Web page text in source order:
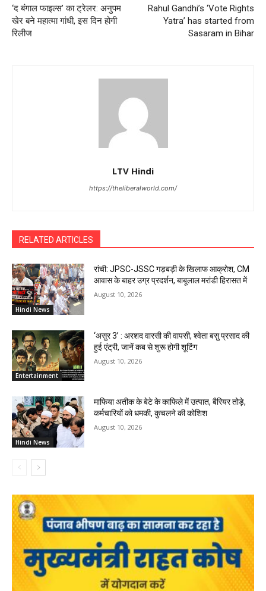
‘द बंगाल फाइल्स’ का ट्रेलर: अनुपम
खेर बने महात्मा गांधी, इस दिन होगी
रिलीज
Rahul Gandhi’s ‘Vote Rights
Yatra’ has started from
Sasaram in Bihar
LTV Hindi
https://theliberalworld.com/
RELATED ARTICLES
Hindi News
रांची: JPSC-JSSC गड़बड़ी के खिलाफ आक्रोश, CM
आवास के बाहर उग्र प्रदर्शन, बाबूलाल मरांडी हिरासत में
August 10, 2026
Entertainment
‘असुर 3’ : अरशद वारसी की वापसी, श्वेता बसु प्रसाद की
हुई एंट्री, जानें कब से शुरू होगी शूटिंग
August 10, 2026
Hindi News
माफिया अतीक के बेटे के काफिले में उत्पात, बैरियर तोड़े,
कर्मचारियों को धमकी, कुचलने की कोशिश
August 10, 2026